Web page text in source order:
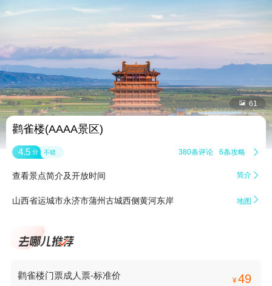
 61
鹳雀楼(AAAA景区)
4.5 分 不错 380条评论 6条攻略 
查看景点简介及开放时间 简介 
山西省运城市永济市蒲州古城西侧黄河东岸 地图 
鹳雀楼门票成人票-标准价 ¥49
